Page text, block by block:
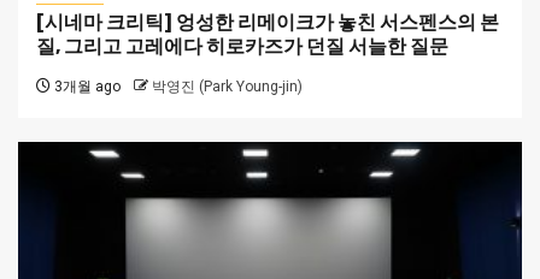
[시네마 크리틱] 엉성한 리메이크가 놓친 서스펜스의 본
질, 그리고 고레에다 히로카즈가 던질 서늘한 질문
3개월 ago 박영진 (Park Young-jin)